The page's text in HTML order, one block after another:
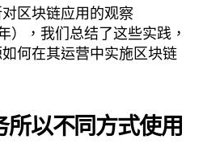
区块链应用的观察
），我们总结了这些实践，
何在其运营中实施区块链
以不同方式使用